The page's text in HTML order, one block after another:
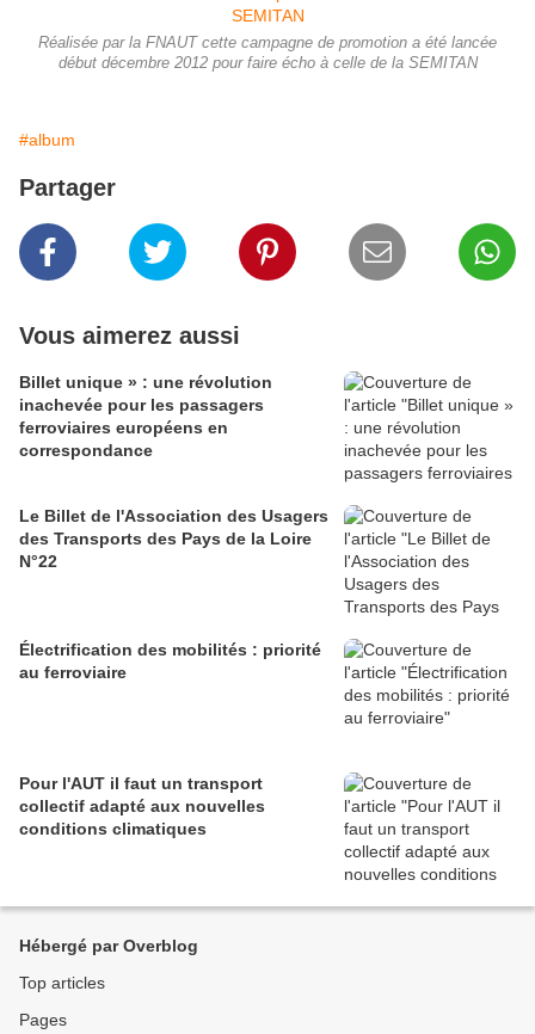
Réalisée par la FNAUT cette campagne de promotion a été lancée
début décembre 2012 pour faire écho à celle de la SEMITAN
#album
Partager
Vous aimerez aussi
Billet unique » : une révolution
inachevée pour les passagers
ferroviaires européens en
correspondance
Le Billet de l'Association des Usagers
des Transports des Pays de la Loire
N°22
Électrification des mobilités : priorité
au ferroviaire
Pour l'AUT il faut un transport
collectif adapté aux nouvelles
conditions climatiques
Hébergé par Overblog
Top articles
Pages